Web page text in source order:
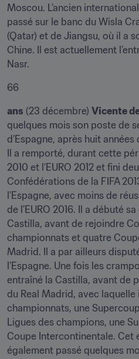
Moscou. L’ancien
passé sur le banc du Wisla
(Qatar) et de Jiangsu, où il a
Chine. Il est actuellement
Nasr.
66
ans (23 décembre) Vicente
quelques mois son poste de
d’Espagne, après huit
Il a remporté, durant cette
2010 et l’EURO 2012 et fini
Confédérations de la FIFA
l’Espagne, avec moins de
de l’EURO 2016. Il a débuté
Castilla, avant de rejoindre
championnats et quatre
Madrid. Il a par ailleurs
l’Espagne. Une fois les
entraîné la Castilla, avant de
du Real Madrid, avec
championnats, une
Ligues des champions, une
Coupe Intercontinentale. Cet
également passé quelques